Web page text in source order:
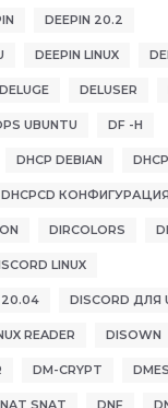
DEEPIN 20.2
DEEPIN LINUX
DELUGE DELUSER
UBUNTU DF -H
DHCP DEBIAN
DHCPCD КОНФИГУРАЦИЯ
DIRCOLORS
LINUX
20.04 DISCORD ДЛЯ
READER DISOWN
DM-CRYPT
SNAT DNF